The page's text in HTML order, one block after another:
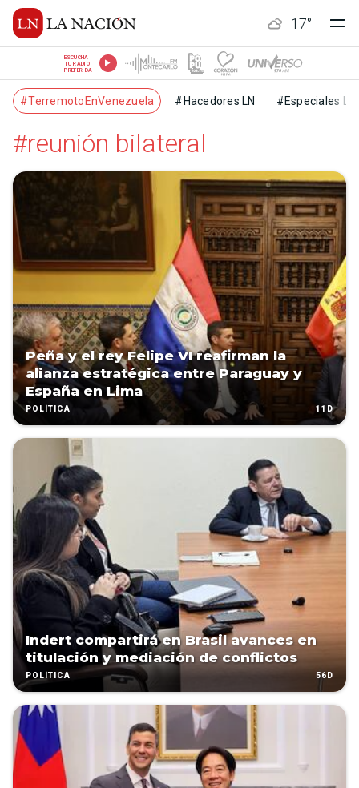
17°
ESCUCHÁ
TU RADIO
PREFERIDA
#TerremotoEnVenezuela #Hacedores LN #Especiales LN
#reunión bilateral
Peña y el rey Felipe VI reafirman la
alianza estratégica entre Paraguay y
España en Lima
POLÍTICA 11D
Indert compartirá en Brasil avances en
titulación y mediación de conflictos
POLÍTICA 56D